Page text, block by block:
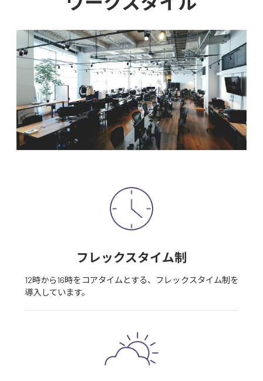
フレックスタイム制
12時から16時をコアタイムとする、フレックスタイム制を
導入しています。